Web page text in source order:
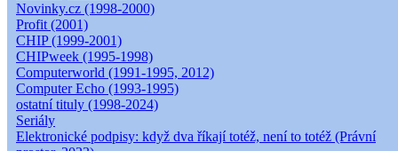
Novinky.cz (1998-2000)
Profit (2001)
CHIP (1999-2001)
CHIPweek (1995-1998)
Computerworld (1991-1995, 2012)
Computer Echo (1993-1995)
ostatní tituly (1998-2024)
Seriály
Elektronické podpisy: když dva říkají totéž, není to totéž (Právní